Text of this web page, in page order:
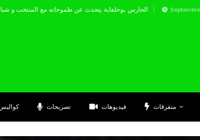
الحارس بوحلفاية يتحدث عن طموحاته Septembre 17, 2024
تصريحات فيديوهات متفرقات